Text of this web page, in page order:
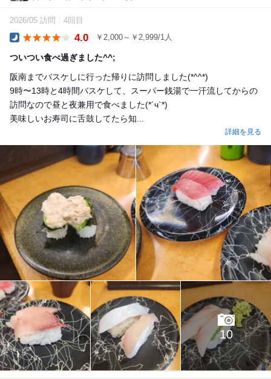
2026/05 訪問 4回目
4.0 ￥2,000～￥2,999/1人
ついつい食べ過ぎました^^;
阪南までバスケしに行った帰りに訪問しました(*^^*)
9時〜13時と4時間バスケして、スーパー銭湯で一汗流してからの
訪問なので昼と夜兼用で食べました(*´ч`*)
美味しいお寿司に舌鼓してたら知...
詳細を見る
10